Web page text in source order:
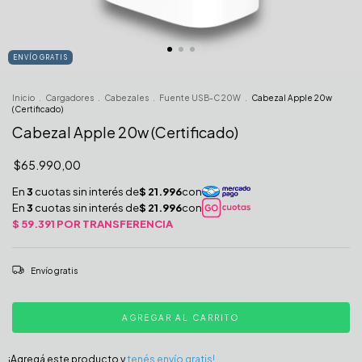
ENVÍO GRATIS
Inicio Cargadores Cabezales Fuente USB-C 20W
Cabezal Apple 20w
(Certificado)
Cabezal Apple 20w (Certificado)
$65.990,00
Envío gratis
¡Agregá este producto ytenés envío gratis!